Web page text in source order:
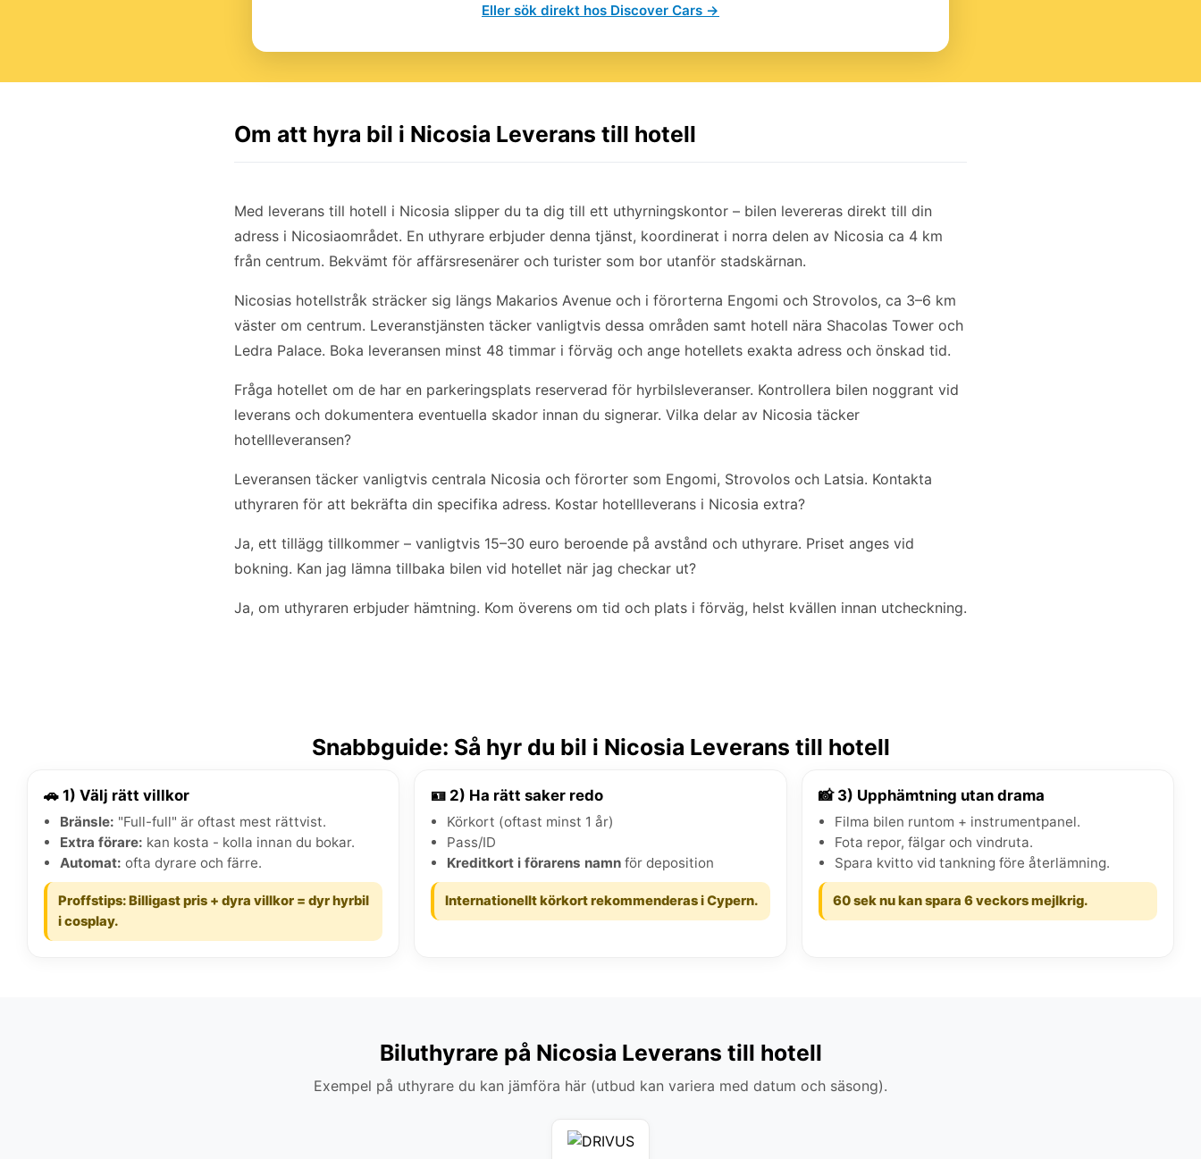
Eller sök direkt hos Discover Cars →
Om att hyra bil i Nicosia Leverans till hotell
Med leverans till hotell i Nicosia slipper du ta dig till ett uthyrningskontor – bilen levereras direkt till din
adress i Nicosiaområdet. En uthyrare erbjuder denna tjänst, koordinerat i norra delen av Nicosia ca 4 km
från centrum. Bekvämt för affärsresenärer och turister som bor utanför stadskärnan.
Nicosias hotellstråk sträcker sig längs Makarios Avenue och i förorterna Engomi och Strovolos, ca 3–6 km
väster om centrum. Leveranstjänsten täcker vanligtvis dessa områden samt hotell nära Shacolas Tower och
Ledra Palace. Boka leveransen minst 48 timmar i förväg och ange hotellets exakta adress och önskad tid.
Fråga hotellet om de har en parkeringsplats reserverad för hyrbilsleveranser. Kontrollera bilen noggrant vid
leverans och dokumentera eventuella skador innan du signerar. Vilka delar av Nicosia täcker
hotellleveransen?
Leveransen täcker vanligtvis centrala Nicosia och förorter som Engomi, Strovolos och Latsia. Kontakta
uthyraren för att bekräfta din specifika adress. Kostar hotellleverans i Nicosia extra?
Ja, ett tillägg tillkommer – vanligtvis 15–30 euro beroende på avstånd och uthyrare. Priset anges vid
bokning. Kan jag lämna tillbaka bilen vid hotellet när jag checkar ut?
Ja, om uthyraren erbjuder hämtning. Kom överens om tid och plats i förväg, helst kvällen innan utcheckning.
Snabbguide: Så hyr du bil i Nicosia Leverans till hotell
🚗 1) Välj rätt villkor
Bränsle: "Full-full" är oftast mest rättvist.
Extra förare: kan kosta - kolla innan du bokar.
Automat: ofta dyrare och färre.
Proffstips: Billigast pris + dyra villkor = dyr hyrbil
i cosplay.
🪪 2) Ha rätt saker redo
Körkort (oftast minst 1 år)
Pass/ID
Kreditkort i förarens namn för deposition
Internationellt körkort rekommenderas i Cypern.
📸 3) Upphämtning utan drama
Filma bilen runtom + instrumentpanel.
Fota repor, fälgar och vindruta.
Spara kvitto vid tankning före återlämning.
60 sek nu kan spara 6 veckors mejlkrig.
Biluthyrare på Nicosia Leverans till hotell
Exempel på uthyrare du kan jämföra här (utbud kan variera med datum och säsong).